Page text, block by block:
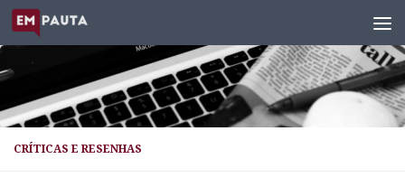
Skip to content
CRÍTICAS E RESENHAS